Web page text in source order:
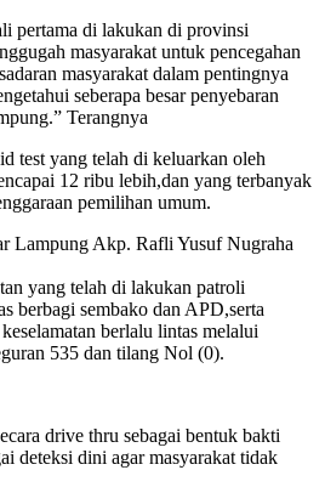
pertama di lakukan di provinsi
masyarakat untuk pencegahan
masyarakat dalam pentingnya
seberapa besar penyebaran
Terangnya
test yang telah di keluarkan oleh
12 ribu lebih,dan yang terbanyak
pemilihan umum.
Lampung Akp. Rafli Yusuf Nugraha
yang telah di lakukan patroli
berbagi sembako dan APD,serta
berlalu lintas melalui
535 dan tilang Nol (0).
drive thru sebagai bentuk bakti
deteksi dini agar masyarakat tidak